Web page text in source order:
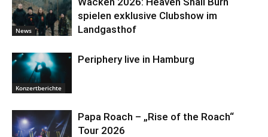
News
spielen exklusive Clubshow im
Landgasthof
Konzertberichte
Periphery live in Hamburg
Papa Roach – „Rise of the Roach“
Tour 2026